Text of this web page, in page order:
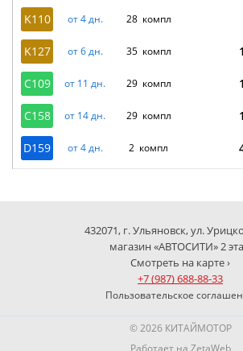
K110
от 4 дн. 28 компл
K127 от 6 дн. 35 компл
C109 от 11 дн. 29 компл
C158 от 14 дн. 29 компл
D159 от 4 дн. 2 компл
432071, г. Ульяновск, ул.
магазин «АВТОСИТИ» 2
Смотреть на карте ›
+7 (987) 688-88-33
Пользовательское
© 2026 КИТАЙМОТОР